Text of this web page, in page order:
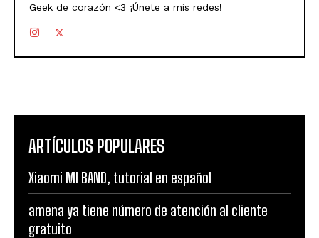
Geek de corazón <3 ¡Únete a mis redes!
ARTÍCULOS POPULARES
Xiaomi MI BAND, tutorial en español
amena ya tiene número de atención al cliente
gratuito